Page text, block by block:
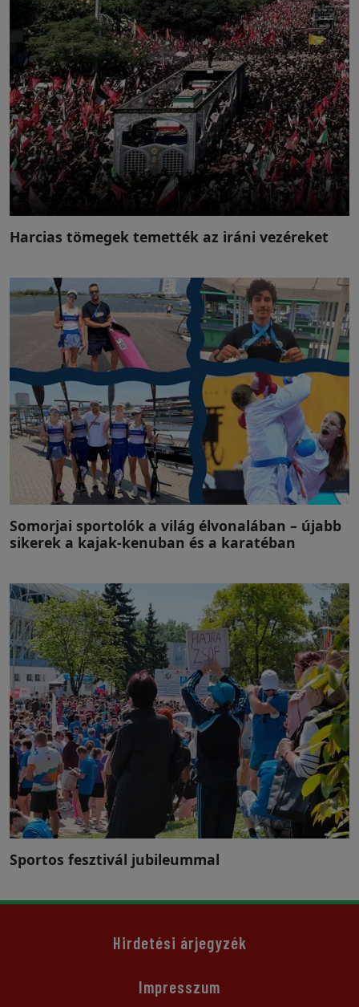
Harcias tömegek temették az iráni vezéreket
Somorjai sportolók a világ élvonalában – újabb
sikerek a kajak-kenuban és a karatéban
Sportos fesztivál jubileummal
Hirdetési árjegyzék
Impresszum